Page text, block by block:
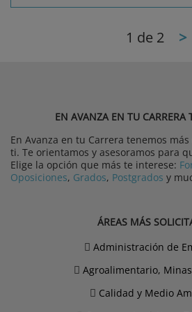
1 de 2 >
EN AVANZA EN TU CARRERA
En Avanza en tu Carrera tenemos
ti. Te orientamos y asesoramos para
Elige la opción que más te interese:
Oposiciones, Grados, Postgrados y
ÁREAS MÁS
Administración de
Agroalimentario,
Calidad y Medio